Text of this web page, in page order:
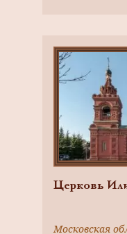
Дрожжино,
дачи 1914
усадьбы
века.
Церковь